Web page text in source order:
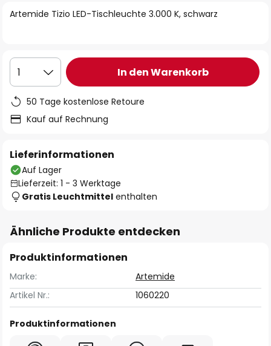
Artemide Tizio LED-Tischleuchte 3.000 K, schwarz
1 In den Warenkorb
50 Tage kostenlose Retoure
Kauf auf Rechnung
Lieferinformationen
Auf Lager
Lieferzeit: 1 - 3 Werktage
Gratis Leuchtmittel enthalten
Ähnliche Produkte entdecken
Produktinformationen
Marke:
Artemide
Artikel Nr.:
1060220
Produktinformationen